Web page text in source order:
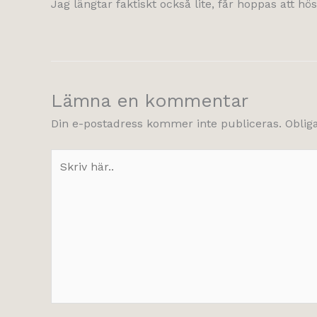
Jag längtar faktiskt också lite, får hoppas att
Lämna en kommentar
Din e-postadress kommer inte publiceras.
här..